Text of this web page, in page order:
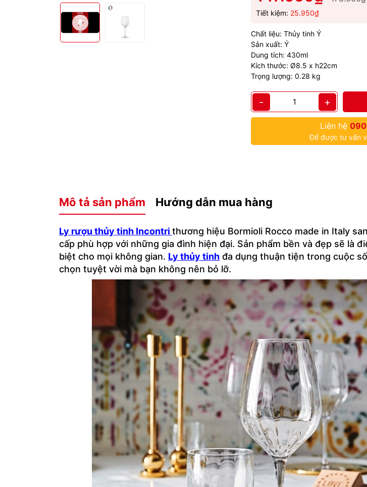
Tiết kiệm: 25.950₫
Chất liệu: Thủy tinh Ý
Sản xuất: Ý
Dung tích: 430ml
Kích thước: Ø8.5 x h22cm
Trọng lượng: 0.28 kg
- +
Liên hệ
Để được tư vấn
Mô tả sản phẩm Hướng dẫn mua hàng
Ly rượu thủy tinh Incontri thương hiệu Bormioli Rocco made in Italy
cấp phù hợp với những gia đình hiện đại. Sản phẩm bền và đẹp sẽ là
biệt cho mọi không gian. Ly thủy tinh đa dụng thuận tiện trong cuộc
chọn tuyệt vời mà bạn không nên bỏ lỡ.